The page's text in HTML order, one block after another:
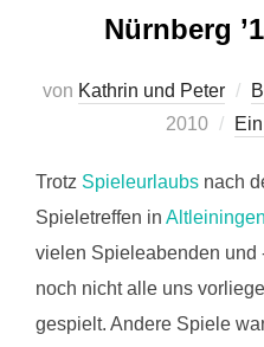
Nürnberg
von Kathrin und Peter
2010
Trotz Spieleurlaubs nach
Spieletreffen in Altleiningen
vielen Spieleabenden und
noch nicht alle uns
gespielt. Andere Spiele